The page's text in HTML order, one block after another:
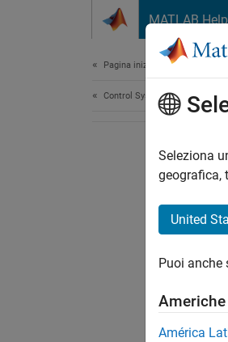
MATLAB
Pagina iniziale della
Control Systems
Seleziona
geografica,
United
Puoi anche
Americhe
América